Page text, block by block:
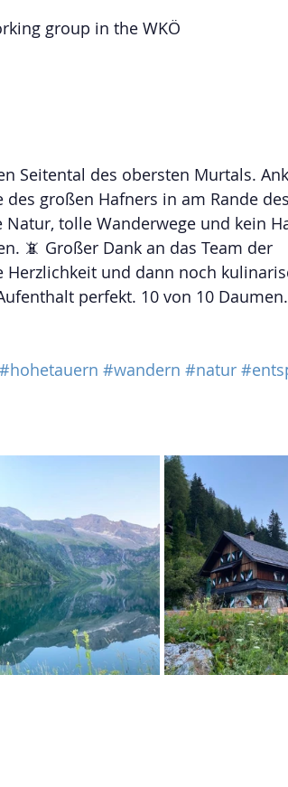
group in the WKÖ
Seitental des obersten Murtals.
großen Hafners in am Rande des
tolle Wanderwege und kein
📵 Großer Dank an das Team der
und dann noch
perfekt. 10 von 10
#hohetauern #wandern #natur